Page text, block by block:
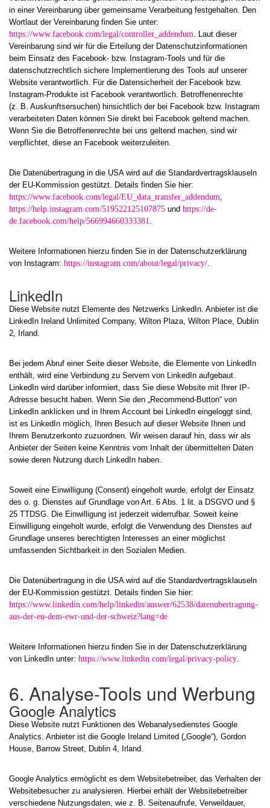
in einer Vereinbarung über gemeinsame Verarbeitung festgehalten. Den
Wortlaut der Vereinbarung finden Sie unter:
https://www.facebook.com/legal/controller_addendum. Laut dieser
Vereinbarung sind wir für die Erteilung der Datenschutzinformationen
beim Einsatz des Facebook- bzw. Instagram-Tools und für die
datenschutzrechtlich sichere Implementierung des Tools auf unserer
Website verantwortlich. Für die Datensicherheit der Facebook bzw.
Instagram-Produkte ist Facebook verantwortlich. Betroffenenrechte
(z. B. Auskunftsersuchen) hinsichtlich der bei Facebook bzw. Instagram
verarbeiteten Daten können Sie direkt bei Facebook geltend machen.
Wenn Sie die Betroffenenrechte bei uns geltend machen, sind wir
verpflichtet, diese an Facebook weiterzuleiten.
Die Datenübertragung in die USA wird auf die Standardvertragsklauseln
der EU-Kommission gestützt. Details finden Sie hier:
https://www.facebook.com/legal/EU_data_transfer_addendum,
https://help.instagram.com/519522125107875 und https://de-
de.facebook.com/help/566994660333381.
Weitere Informationen hierzu finden Sie in der Datenschutzerklärung
von Instagram: https://instagram.com/about/legal/privacy/.
LinkedIn
Diese Website nutzt Elemente des Netzwerks LinkedIn. Anbieter ist die
LinkedIn Ireland Unlimited Company, Wilton Plaza, Wilton Place, Dublin
2, Irland.
Bei jedem Abruf einer Seite dieser Website, die Elemente von LinkedIn
enthält, wird eine Verbindung zu Servern von LinkedIn aufgebaut.
LinkedIn wird darüber informiert, dass Sie diese Website mit Ihrer IP-
Adresse besucht haben. Wenn Sie den „Recommend-Button“ von
LinkedIn anklicken und in Ihrem Account bei LinkedIn eingeloggt sind,
ist es LinkedIn möglich, Ihren Besuch auf dieser Website Ihnen und
Ihrem Benutzerkonto zuzuordnen. Wir weisen darauf hin, dass wir als
Anbieter der Seiten keine Kenntnis vom Inhalt der übermittelten Daten
sowie deren Nutzung durch LinkedIn haben.
Soweit eine Einwilligung (Consent) eingeholt wurde, erfolgt der Einsatz
des o. g. Dienstes auf Grundlage von Art. 6 Abs. 1 lit. a DSGVO und §
25 TTDSG. Die Einwilligung ist jederzeit widerrufbar. Soweit keine
Einwilligung eingeholt wurde, erfolgt die Verwendung des Dienstes auf
Grundlage unseres berechtigten Interesses an einer möglichst
umfassenden Sichtbarkeit in den Sozialen Medien.
Die Datenübertragung in die USA wird auf die Standardvertragsklauseln
der EU-Kommission gestützt. Details finden Sie hier:
https://www.linkedin.com/help/linkedin/answer/62538/datenubertragung-
aus-der-eu-dem-ewr-und-der-schweiz?lang=de
Weitere Informationen hierzu finden Sie in der Datenschutzerklärung
von LinkedIn unter: https://www.linkedin.com/legal/privacy-policy.
6. Analyse-Tools und Werbung
Google Analytics
Diese Website nutzt Funktionen des Webanalysedienstes Google
Analytics. Anbieter ist die Google Ireland Limited („Google“), Gordon
House, Barrow Street, Dublin 4, Irland.
Google Analytics ermöglicht es dem Websitebetreiber, das Verhalten der
Websitebesucher zu analysieren. Hierbei erhält der Websitebetreiber
verschiedene Nutzungsdaten, wie z. B. Seitenaufrufe, Verweildauer,